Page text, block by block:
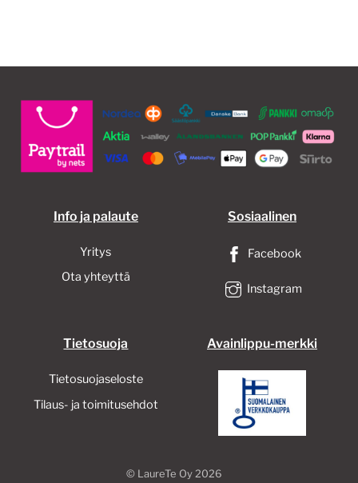
Info ja palaute
Yritys
Ota yhteyttä
Sosiaalinen
Facebook
Instagram
Tietosuoja
Tietosuojaseloste
Tilaus- ja toimitusehdot
Avainlippu-merkki
© LaureTe Oy2026